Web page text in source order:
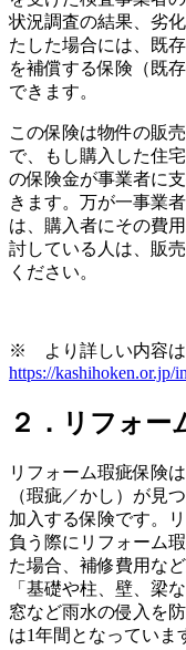
状況調査の結果、劣
たした場合には、既
を補償する保険（既
できます。
この保険は物件の販
で、もし購入した住
の保険金が事業者に
きます。万が一事業
は、購入者にその費
討している人は、販
ください。
※ より詳しい内容は
https://kashihoken.or.jp/
２．リフォー
リフォーム瑕疵保険
（瑕疵／かし）が見
加入する保険です。
負う際にリフォーム
た場合、補修費用な
「基礎や柱、壁、梁
窓など雨水の侵入を
は1年間となっていま